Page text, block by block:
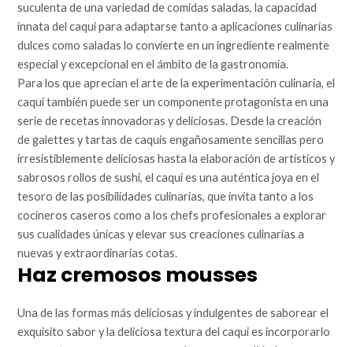
suculenta de una variedad de comidas saladas, la capacidad
innata del caqui para adaptarse tanto a aplicaciones culinarias
dulces como saladas lo convierte en un ingrediente realmente
especial y excepcional en el ámbito de la gastronomía.
Para los que aprecian el arte de la experimentación culinaria, el
caqui también puede ser un componente protagonista en una
serie de recetas innovadoras y deliciosas. Desde la creación
de galettes y tartas de caquis engañosamente sencillas pero
irresistiblemente deliciosas hasta la elaboración de artísticos y
sabrosos rollos de sushi, el caqui es una auténtica joya en el
tesoro de las posibilidades culinarias, que invita tanto a los
cocineros caseros como a los chefs profesionales a explorar
sus cualidades únicas y elevar sus creaciones culinarias a
nuevas y extraordinarias cotas.
Haz cremosos mousses
Una de las formas más deliciosas y indulgentes de saborear el
exquisito sabor y la deliciosa textura del caqui es incorporarlo